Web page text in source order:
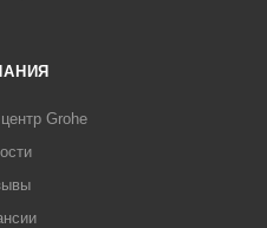
Grohe